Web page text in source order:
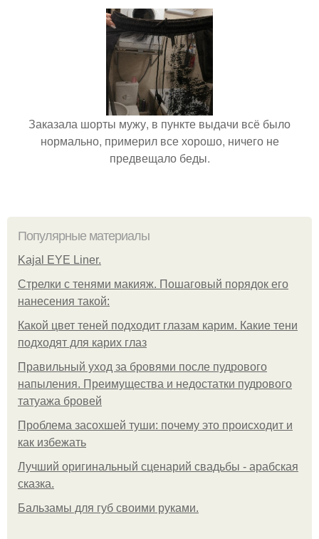
Заказала шорты мужу, в пункте выдачи всё было
нормально, примерил все хорошо, ничего не
предвещало беды.
Популярные материалы
Kajal EYE Liner.
Стрелки с тенями макияж. Пошаговый порядок его
нанесения такой:
Какой цвет теней подходит глазам карим. Какие тени
подходят для карих глаз
Правильный уход за бровями после пудрового
напыления. Преимущества и недостатки пудрового
татуажа бровей
Проблема засохшей туши: почему это происходит и
как избежать
Лучший оригинальный сценарий свадьбы - арабская
сказка.
Бальзамы для губ своими руками.